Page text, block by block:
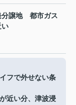
分譲地
都市ガス
い
フで外せない条
近い分、津波浸